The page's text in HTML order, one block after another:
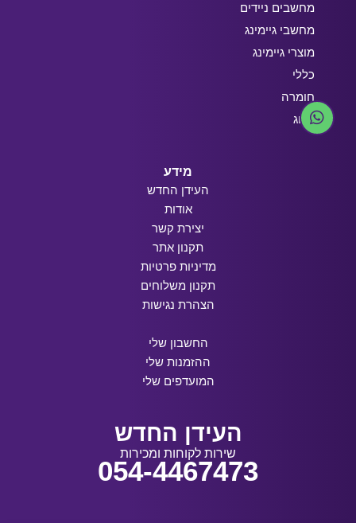
מחשבים ניידים
מחשבי גיימינג
מוצרי גיימינג
כללי
חומרה
בלוג
מידע
העידן החדש
אודות
יצירת קשר
תקנון אתר
מדיניות פרטיות
תקנון משלוחים
הצהרת נגישות
החשבון שלי
ההזמנות שלי
המועדפים שלי
העידן החדש
שירות לקוחות ומכירות
054-4467473